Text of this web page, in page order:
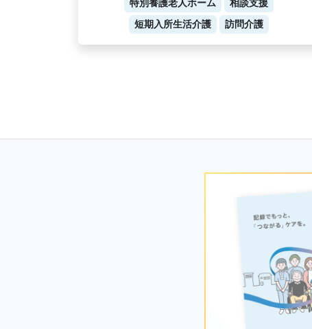
特別養護老人ホーム
相談支援
短期入所生活介護
訪問介護